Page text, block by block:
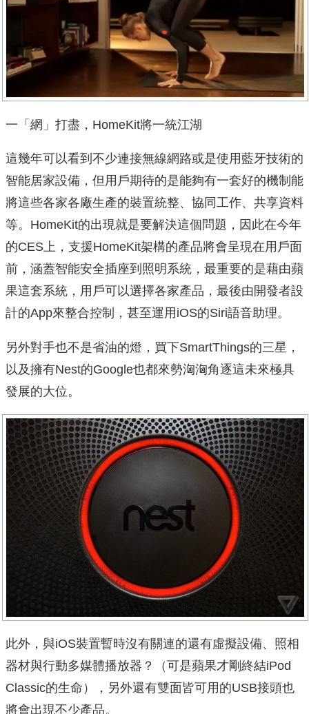
一「網」打盡，HomeKit將一統江湖
這幾年可以看到不少連接無線網路或是使用藍牙技術的
智能居家設備，但用戶期待的是能夠有一套好的機制能
將這些各家各廠生產的裝置統整、協同工作、共享資料
等。HomeKit的出現就是要解決這個問題，因此在今年
的CES上，支援HomeKit架構的產品將會呈現在用戶面
前，涵蓋智能安全插座到照明系統，最重要的是藉由蘋
果這套系統，用戶可以選擇各家產品，最後由開發者設
計的App來整合控制，甚至運用iOS的Siri語音助理。
另外對手也不是省油的燈，買下SmartThings的三星，
以及擁有Nest的Google也都來勢洶洶角逐這未來極具
發展的大位。
此外，與iOS裝置暫時沒有關連的還有虛擬設備、照相
器材與行動多媒體播放器？（可是蘋果才剛終結iPod
Classic的生命），另外還有雙面皆可用的USB接頭也
將會出現不少產品。